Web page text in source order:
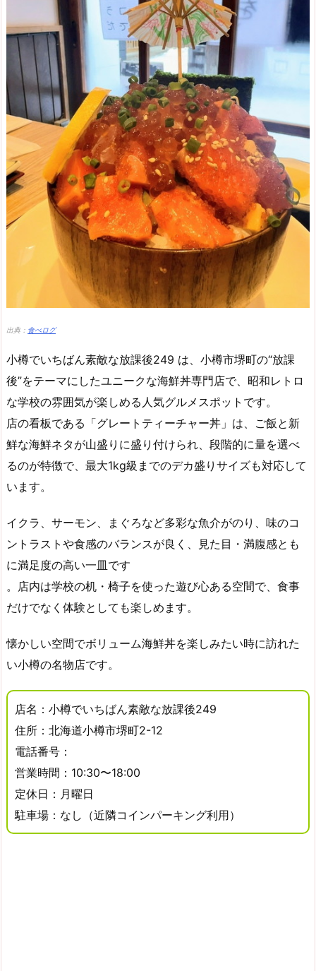
出典： 食べログ
小樽でいちばん素敵な放課後249 は、小樽市堺町の“放課
後”をテーマにしたユニークな海鮮丼専門店で、昭和レトロ
な学校の雰囲気が楽しめる人気グルメスポットです。
店の看板である「グレートティーチャー丼」は、ご飯と新
鮮な海鮮ネタが山盛りに盛り付けられ、段階的に量を選べ
るのが特徴で、最大1kg級までのデカ盛りサイズも対応して
います。
イクラ、サーモン、まぐろなど多彩な魚介がのり、味のコ
ントラストや食感のバランスが良く、見た目・満腹感とも
に満足度の高い一皿です
。店内は学校の机・椅子を使った遊び心ある空間で、食事
だけでなく体験としても楽しめます。
懐かしい空間でボリューム海鮮丼を楽しみたい時に訪れた
い小樽の名物店です。
店名：小樽でいちばん素敵な放課後249
住所：北海道小樽市堺町2-12
電話番号：
営業時間：10:30〜18:00
定休日：月曜日
駐車場：なし（近隣コインパーキング利用）